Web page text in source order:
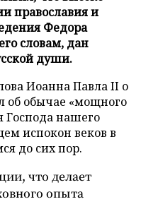
православия и
Федора
словам, дан
души.
Иоанна Павла II о
об обычае «мощного
Господа нашего
испокон веков в
до сих пор.
что делает
опыта